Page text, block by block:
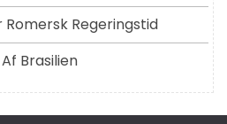
Regeringstid
Brasilien